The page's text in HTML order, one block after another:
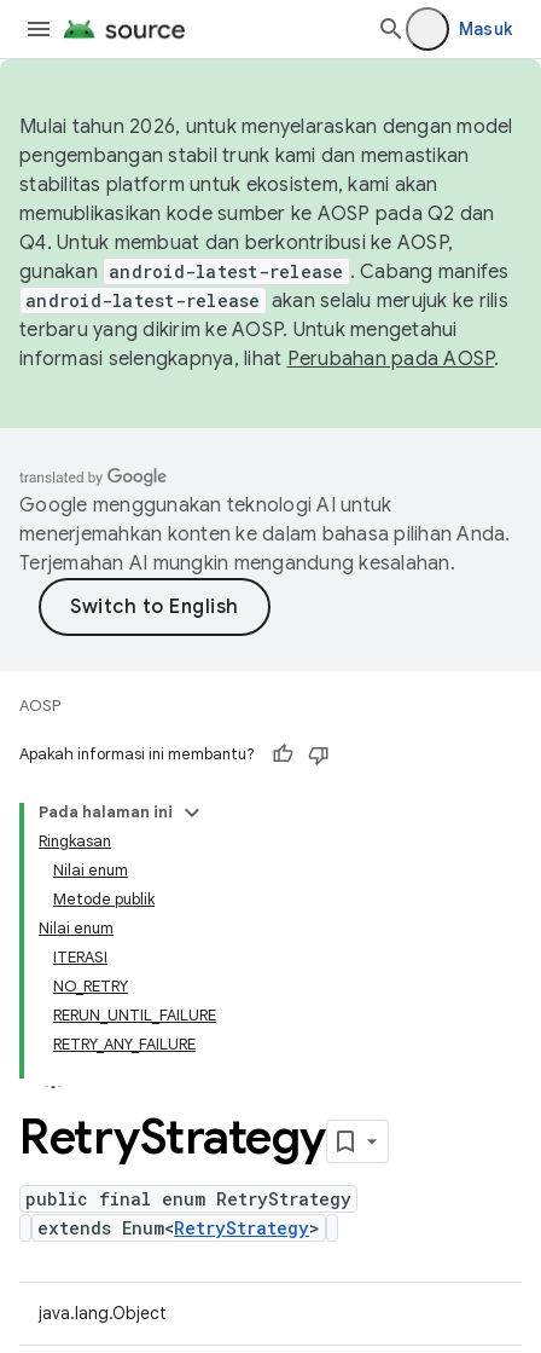
Masuk
Mulai tahun 2026, untuk menyelaraskan dengan model
pengembangan stabil trunk kami dan memastikan
stabilitas platform untuk ekosistem, kami akan
memublikasikan kode sumber ke AOSP pada Q2 dan
Q4. Untuk membuat dan berkontribusi ke AOSP,
gunakan android-latest-release . Cabang manifes
android-latest-release akan selalu merujuk ke rilis
terbaru yang dikirim ke AOSP. Untuk mengetahui
informasi selengkapnya, lihat Perubahan pada AOSP.
Google menggunakan teknologi AI untuk
menerjemahkan konten ke dalam bahasa pilihan Anda.
Terjemahan AI mungkin mengandung kesalahan.
AOSP
Apakah informasi ini membantu?
Pada halaman ini
Ringkasan
Nilai enum
Metode publik
Nilai enum
ITERASI
NO_RETRY
RERUN_UNTIL_FAILURE
RETRY_ANY_FAILURE
RetryStrategy
public final enum RetryStrategy
extends Enum<RetryStrategy>
java.lang.Object